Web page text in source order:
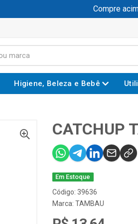
Compre acima
Higiene, Beleza e Bebê
CATCHUP
Em Estoque
Código: 39636
Marca: TAMBAU